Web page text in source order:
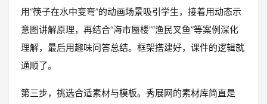
用“筷子在水中变弯”的动画场景吸引学生，接着用动态示
意图讲解原理，再结合“海市蜃楼”“渔民叉鱼”等案例深化
理解，最后用趣味问答总结。框架搭建好，课件的逻辑就
通顺了。
第三步，挑选合适素材与模板。秀展网的素材库简直是